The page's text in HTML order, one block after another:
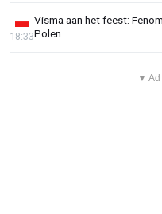
Visma aan het feest:
Polen
18:33
▼ Ad